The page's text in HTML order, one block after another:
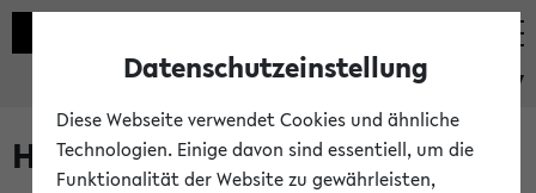
eKVV
Hilfe & Kontakt
Datenschutzeinstellung
Diese Webseite verwendet Cookies und ähnliche
Technologien. Einige davon sind essentiell, um die
Funktionalität der Website zu gewährleisten,